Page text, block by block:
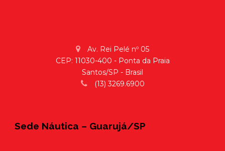
Av. Rei Pelé nº 05
CEP: 11030-400 - Ponta da Praia
Santos/SP - Brasil
(13) 3269.6900
Sede Náutica – Guarujá/SP